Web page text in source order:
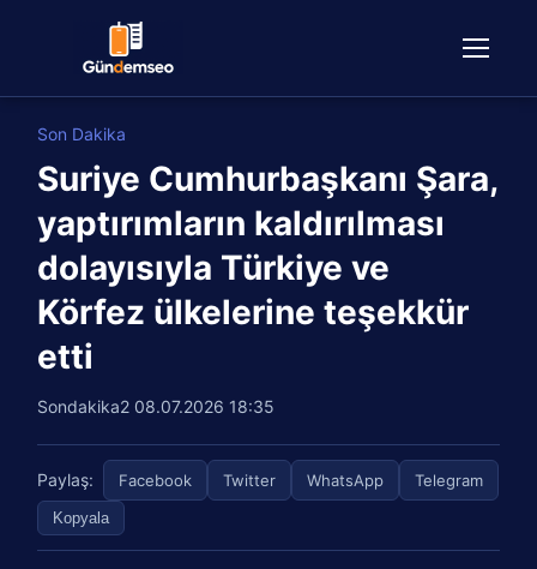
Son Dakika
Suriye Cumhurbaşkanı Şara,
yaptırımların kaldırılması
dolayısıyla Türkiye ve
Körfez ülkelerine teşekkür
etti
Sondakika2 08.07.2026 18:35
Paylaş: Facebook Twitter WhatsApp Telegram
Kopyala